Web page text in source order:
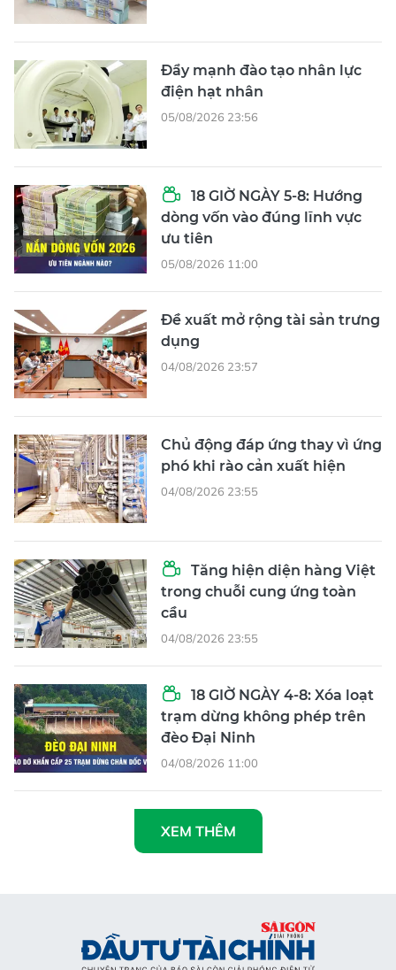
Đẩy mạnh đào tạo nhân lực
điện hạt nhân
05/08/2026 23:56
18 GIỜ NGÀY 5-8: Hướng
dòng vốn vào đúng lĩnh vực
ưu tiên
05/08/2026 11:00
Đề xuất mở rộng tài sản trưng
dụng
04/08/2026 23:57
Chủ động đáp ứng thay vì ứng
phó khi rào cản xuất hiện
04/08/2026 23:55
Tăng hiện diện hàng Việt
trong chuỗi cung ứng toàn
cầu
04/08/2026 23:55
18 GIỜ NGÀY 4-8: Xóa loạt
trạm dừng không phép trên
đèo Đại Ninh
04/08/2026 11:00
XEM THÊM